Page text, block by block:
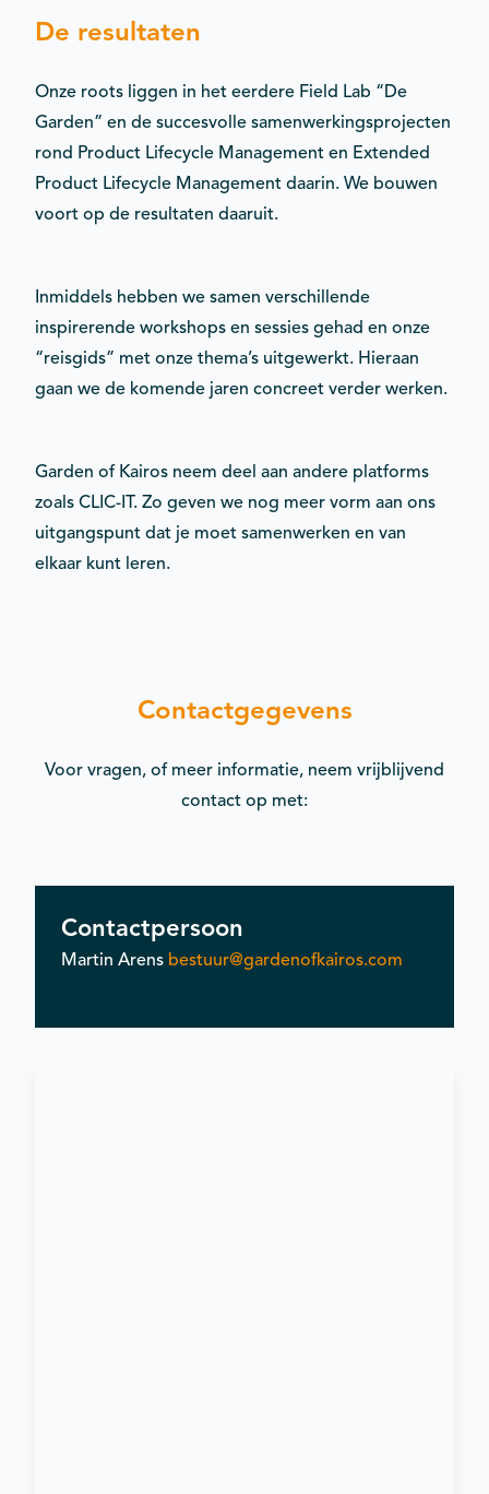
De resultaten
Onze roots liggen in het eerdere Field Lab “De
Garden” en de succesvolle samenwerkingsprojecten
rond Product Lifecycle Management en Extended
Product Lifecycle Management daarin. We bouwen
voort op de resultaten daaruit.
Inmiddels hebben we samen verschillende
inspirerende workshops en sessies gehad en onze
“reisgids” met onze thema’s uitgewerkt. Hieraan
gaan we de komende jaren concreet verder werken.
Garden of Kairos neem deel aan andere platforms
zoals CLIC-IT. Zo geven we nog meer vorm aan ons
uitgangspunt dat je moet samenwerken en van
elkaar kunt leren.
Contactgegevens
Voor vragen, of meer informatie, neem vrijblijvend
contact op met:
Contactpersoon
Martin Arens bestuur@gardenofkairos.com